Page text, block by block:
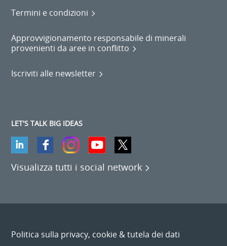
Termini e condizioni
Approvvigionamento responsabile di minerali
provenienti da aree in conflitto
Iscriviti alle newsletter
LET'S TALK BIG IDEAS
Visualizza tutti i social network
Politica sulla privacy, cookie & tutela dei dati